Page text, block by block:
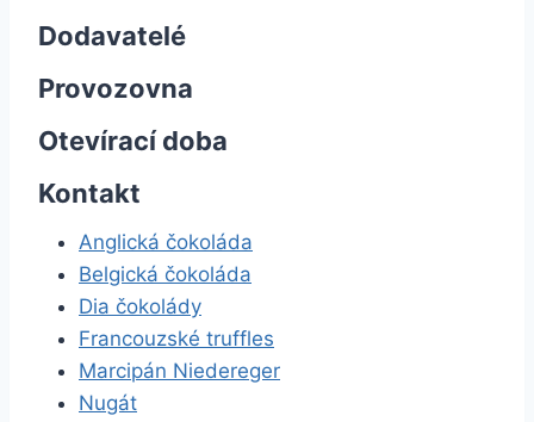
Dodavatelé
Provozovna
Otevírací doba
Kontakt
Anglická čokoláda
Belgická čokoláda
Dia čokolády
Francouzské truffles
Marcipán Niedereger
Nugát